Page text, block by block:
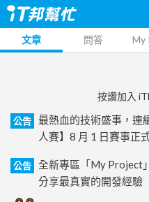
文章 問答 My
按讚加入
公告
最熱血的技術盛事，連
人賽】8 月 1 日賽事正
公告
全新專區「My Project
分享最真實的開發經驗